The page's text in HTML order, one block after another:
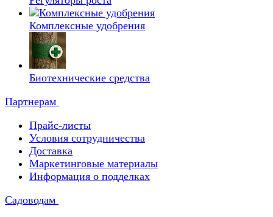
Комплексные удобрения
Биотехнические средства
Партнерам
Прайс-листы
Условия сотрудничества
Доставка
Маркетинговые материалы
Информация о подделках
Садоводам